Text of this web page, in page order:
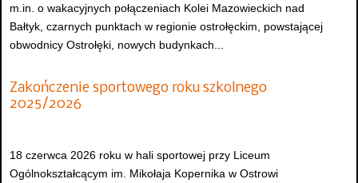
m.in. o wakacyjnych połączeniach Kolei Mazowieckich nad
Bałtyk, czarnych punktach w regionie ostrołęckim, powstającej
obwodnicy Ostrołęki, nowych budynkach...
Zakończenie sportowego roku szkolnego
2025/2026
18 czerwca 2026 roku w hali sportowej przy Liceum
Ogólnokształcącym im. Mikołaja Kopernika w Ostrowi